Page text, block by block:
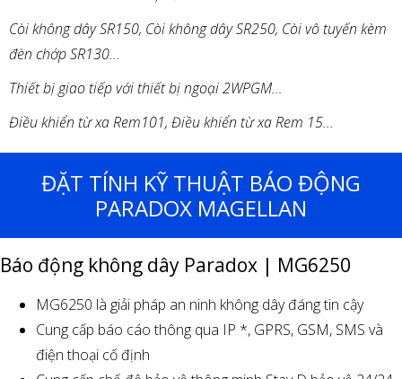
Còi không dây SR150, Còi không dây SR250, Còi vô tuyến kèm
đèn chớp SR130...
Thiết bị giao tiếp với thiết bị ngoại 2WPGM...
Điều khiển từ xa Rem101, Điều khiển từ xa Rem 15...
ĐẶT TÍNH KỸ THUẬT BÁO ĐỘNG
PARADOX MAGELLAN
Báo động không dây Paradox | MG6250
MG6250 là giải pháp an ninh không dây đáng tin cậy
Cung cấp báo cáo thông qua IP *, GPRS, GSM, SMS và
điện thoại cố định